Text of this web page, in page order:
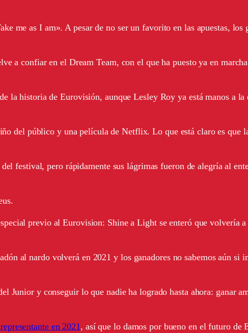
me as I am». A pesar de no ser un favorito en las apuestas, los
a confiar en el Dream Team, con el que ha puesto ya en
la historia de Eurovisión, aunque Lesley Roy ya está manos a
del público y una película de Netflix. Lo que está claro es que
festival, pero rápidamente sus lágrimas fueron de alegría al
previo al Eurovision: Shine a Light se enteró que volvería
al nardo volverá en 2021 y los ganadores no sabemos aún si
Junior y conseguir lo que nadie ha logrado hasta ahora: ganar
en 2021, así que lo damos por bueno en el futuro de